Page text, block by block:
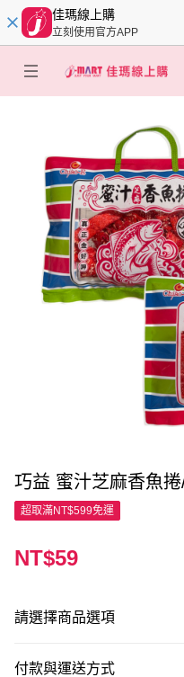
佳瑪線上購
立刻使用官方APP
巧益 蜜汁芝麻香魚
超取滿NT$599免運
NT$59
請選擇商品選項
付款與運送方式